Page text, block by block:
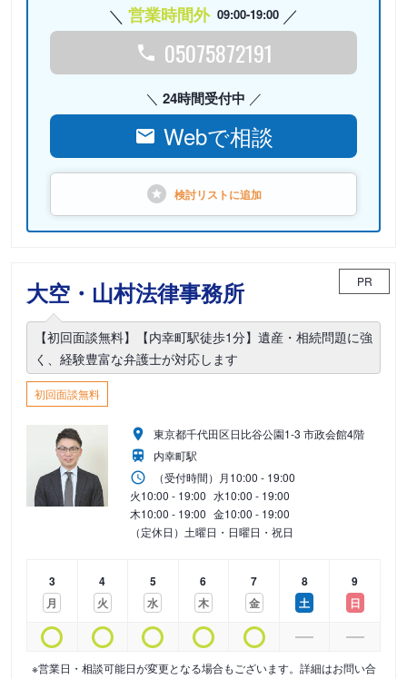
営業時間外 09:00-19:00
05075872191
24時間受付中
Webで相談
検討リストに追加
大空・山村法律事務所 PR
【初回面談無料】【内幸町駅徒歩1分】遺産・相続問題に強
く、経験豊富な弁護士が対応します
初回面談無料
東京都千代田区日比谷公園1-3 市政会館4階
内幸町駅
（受付時間） 月10:00 - 19:00
火10:00 - 19:00 水10:00 - 19:00
木10:00 - 19:00 金10:00 - 19:00
（定休日）土曜日・日曜日・祝日
3
月
4
火
5
水
6
木
7
金
8
土
9
日
※営業日・相談可能日が変更となる場合もございます。詳細はお問い合